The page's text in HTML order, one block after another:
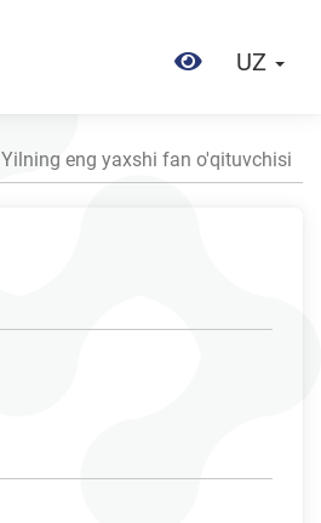
UZ
Yilning eng yaxshi fan o'qituvchisi